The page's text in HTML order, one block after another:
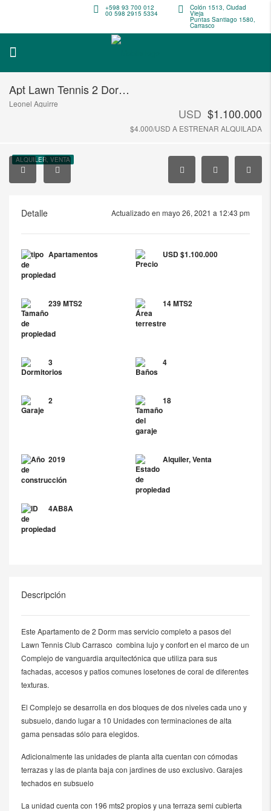
Colón 1513, Ciudad
Vieja
Puntas Santiago 1580,
Carrasco
+598 93 700 012
00 598 2915 5334
Apt Lawn Tennis 2 Dormitorios Mas Servicio Con Terraza Carrasco
Leonel Aguirre
USD $1.100.000
$4.000/USD A ESTRENAR ALQUILADA
ALQUILER, VENTA
Detalle Actualizado en mayo 26, 2021 a 12:43 pm
Apartamentos USD$1.100.000
239 MTS2 14 MTS2
3 4
2 18
2019 Alquiler, Venta
4AB8A
Descripción
Este Apartamento de 2 Dorm mas servicio completo a pasos del
Lawn Tennis Club Carrasco combina lujo y confort en el marco de un
Complejo de vanguardia arquitectónica que utiliza para sus
fachadas, accesos y patios comunes losetones de coral de diferentes
texturas.
El Complejo se desarrolla en dos bloques de dos niveles cada uno y
subsuelo, dando lugar a 10 Unidades con terminaciones de alta
gama pensadas sólo para elegidos.
Adicionalmente las unidades de planta alta cuentan con cómodas
terrazas y las de planta baja con jardines de uso exclusivo. Garajes
techados en subsuelo
La unidad cuenta con 196 mts2 propios y una terraza semi cubierta